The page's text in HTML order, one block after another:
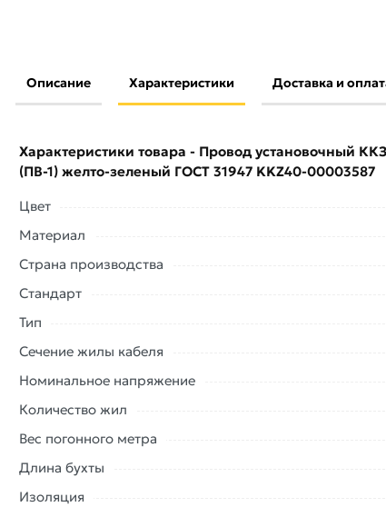
Описание Характеристики Доставка и
Наши профессиональные менеджеры обработают
описанием, характеристиками и отзывами.
купленного товарa в течение 7 дней (наличие чека
Характеристики товара - Провод установочный
(ПВ-1) желто-зеленый ГОСТ 31947 KKZ40-00003587
Цвет
Материал
Страна производства
Стандарт
Тип
Сечение жилы кабеля
Номинальное напряжение
Количество жил
Вес погонного метра
Длина бухты
Изоляция